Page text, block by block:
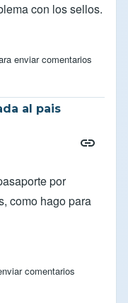
con los sellos.
enviar comentarios
enporYandres
al pais
por
como hago para
comentarios